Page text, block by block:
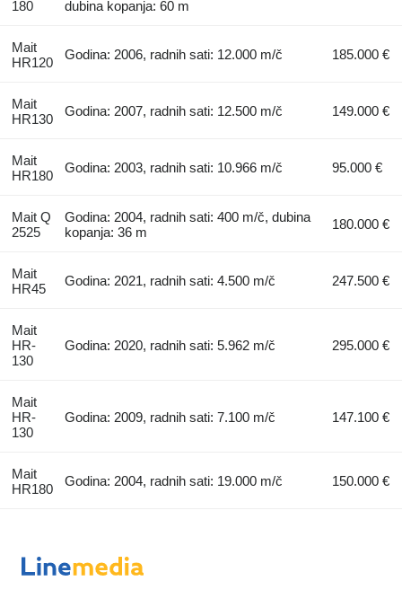
180
dubina kopanja: 60 m
Mait
HR120
Godina: 2006, radnih sati: 12.000 m/č 185.000 €
Mait
HR130
Godina: 2007, radnih sati: 12.500 m/č 149.000 €
Mait
HR180
Godina: 2003, radnih sati: 10.966 m/č 95.000 €
Mait Q
2525
Godina: 2004, radnih sati: 400 m/č, dubina
kopanja: 36 m
180.000 €
Mait
HR45
Godina: 2021, radnih sati: 4.500 m/č 247.500 €
Mait
HR-
130
Godina: 2020, radnih sati: 5.962 m/č 295.000 €
Mait
HR-
130
Godina: 2009, radnih sati: 7.100 m/č 147.100 €
Mait
HR180
Godina: 2004, radnih sati: 19.000 m/č 150.000 €